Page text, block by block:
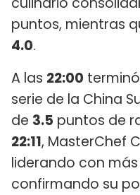
puntos, mientras
4.0.
A las 22:00
serie de la China
de 3.5 puntos de
22:11, MasterChef
liderando con
confirmando su